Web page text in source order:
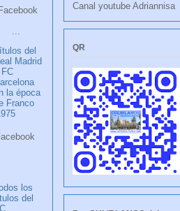
del
Madrid
la época
Franco
los
del
Canal youtube Adriannisa
QR